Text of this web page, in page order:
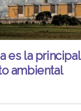
es la principal
ambiental